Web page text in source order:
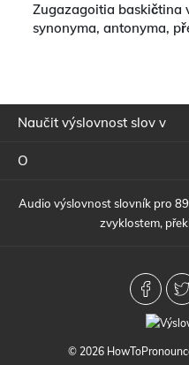
Zugazagoitia baskičtina
synonyma, antonyma,
Naučit výslovnost slov v
O
Audio výslovnost slovník pro
zvyklostem,
© 2026